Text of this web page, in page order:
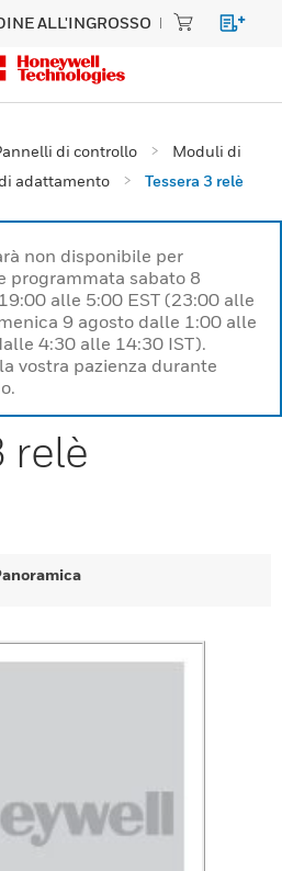
ALL'INGROSSO
di controllo
Moduli di
adattamento Tessera 3 relè
non disponibile per
programmata sabato 8
alle 5:00 EST (23:00 alle
9 agosto dalle 1:00 alle
4:30 alle 14:30 IST).
vostra pazienza durante
relè